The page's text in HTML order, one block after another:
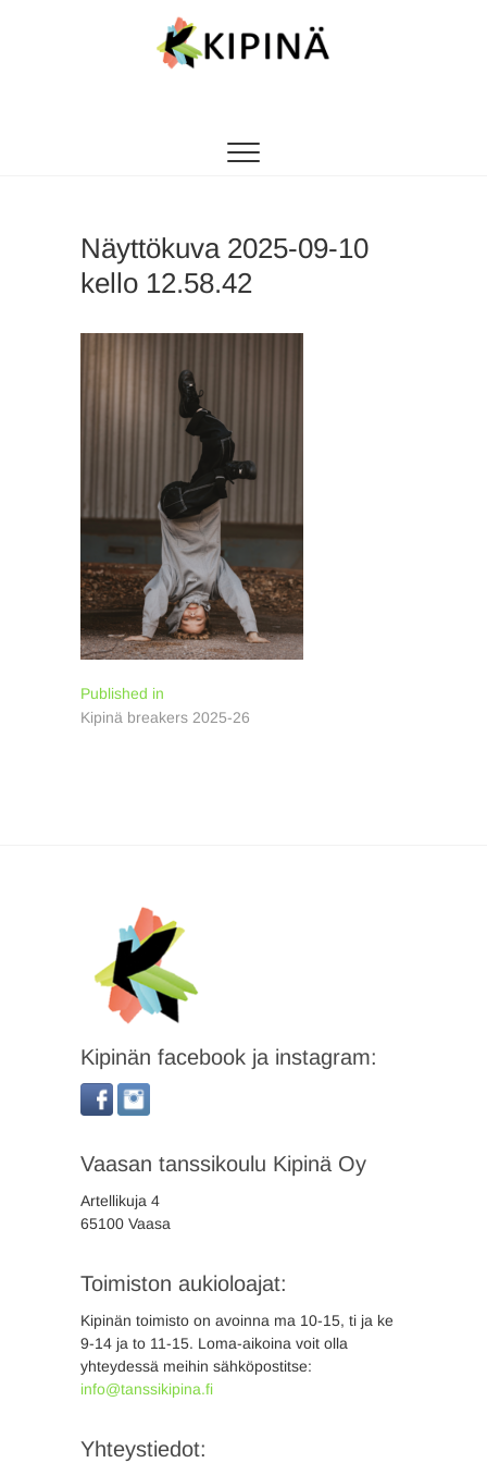
Näyttökuva 2025-09-10
kello 12.58.42
Artikkelien
selaus
Published in
Kipinä breakers 2025-26
Kipinän facebook ja instagram:
Vaasan tanssikoulu Kipinä Oy
Artellikuja 4
65100 Vaasa
Toimiston aukioloajat:
Kipinän toimisto on avoinna ma 10-15, ti ja ke
9-14 ja to 11-15. Loma-aikoina voit olla
yhteydessä meihin sähköpostitse:
info@tanssikipina.fi
Yhteystiedot: